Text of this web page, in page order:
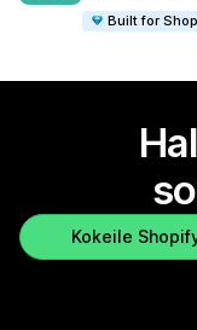
Built for
Kokeile